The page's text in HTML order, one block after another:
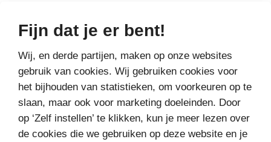
Fijn dat je er bent!
Wij, en derde partijen, maken op onze websites
gebruik van cookies. Wij gebruiken cookies voor
het bijhouden van statistieken, om voorkeuren op te
slaan, maar ook voor marketing doeleinden. Door
op ‘Zelf instellen’ te klikken, kun je meer lezen over
de cookies die we gebruiken op deze website en je
MEER BOEKEN VAN
VAKANTIELEZEN